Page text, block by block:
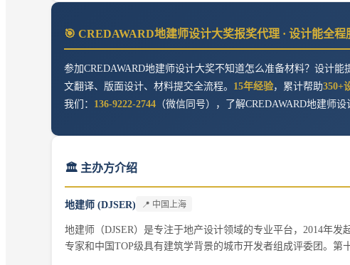
🎯 CREDAWARD地建师设计大奖报奖代理 · 设计能全程
参加CREDAWARD地建师设计大奖不知道怎么准备材料？设计能
文翻译、版面设计、材料提交全流程。 15年经验，累计帮助350+
我们： 136-9222-2744 （微信同号），了解CREDAWARD地建师设
🏛️ 主办方介绍
地建师 (DJSER) 📍 中国上海
地建师（DJSER）是专注于地产设计领域的专业平台，2014年
专家和中国TOP级具有建筑学背景的城市开发者组成评委团。第